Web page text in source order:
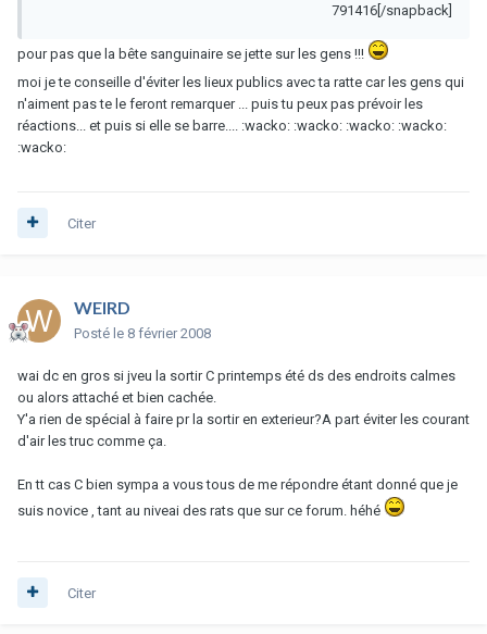
791416[/snapback]
pour pas que la bête sanguinaire se jette sur les gens !!!
moi je te conseille d'éviter les lieux publics avec ta ratte car les gens qui
n'aiment pas te le feront remarquer ... puis tu peux pas prévoir les
réactions... et puis si elle se barre.... :wacko: :wacko: :wacko: :wacko:
:wacko:
Citer
WEIRD
Posté le 8 février 2008
wai dc en gros si jveu la sortir C printemps été ds des endroits calmes
ou alors attaché et bien cachée.
Y'a rien de spécial à faire pr la sortir en exterieur?A part éviter les courant
d'air les truc comme ça.
En tt cas C bien sympa a vous tous de me répondre étant donné que je
suis novice , tant au niveai des rats que sur ce forum. héhé
Citer